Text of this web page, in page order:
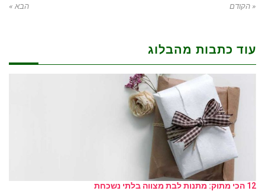
« הקודם הבא »
עוד כתבות מהבלוג
12 הכי מתוק: מתנות לבת מצווה בלתי נשכחת